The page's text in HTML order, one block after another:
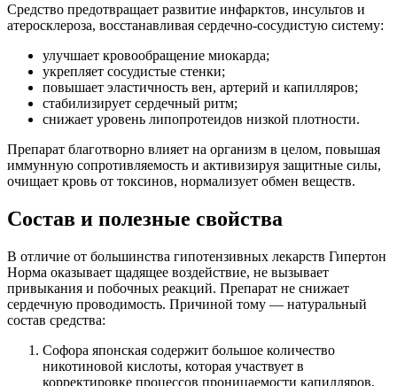
Средство предотвращает развитие инфарктов, инсультов и
атеросклероза, восстанавливая сердечно-сосудистую систему:
улучшает кровообращение миокарда;
укрепляет сосудистые стенки;
повышает эластичность вен, артерий и капилляров;
стабилизирует сердечный ритм;
снижает уровень липопротеидов низкой плотности.
Препарат благотворно влияет на организм в целом, повышая
иммунную сопротивляемость и активизируя защитные силы,
очищает кровь от токсинов, нормализует обмен веществ.
Состав и полезные свойства
В отличие от большинства гипотензивных лекарств Гипертон
Норма оказывает щадящее воздействие, не вызывает
привыкания и побочных реакций. Препарат не снижает
сердечную проводимость. Причиной тому — натуральный
состав средства:
Софора японская содержит большое количество
никотиновой кислоты, которая участвует в
корректировке процессов проницаемости капилляров,